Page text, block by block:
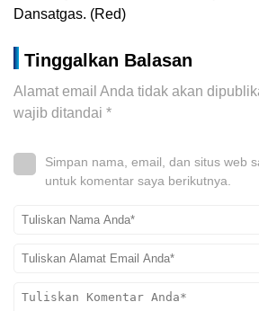
Dansatgas. (Red)
Tinggalkan Balasan
Alamat email Anda tidak akan
wajib ditandai *
Simpan nama, email, dan situs web
untuk komentar saya berikutnya.